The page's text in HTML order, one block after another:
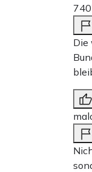
Die